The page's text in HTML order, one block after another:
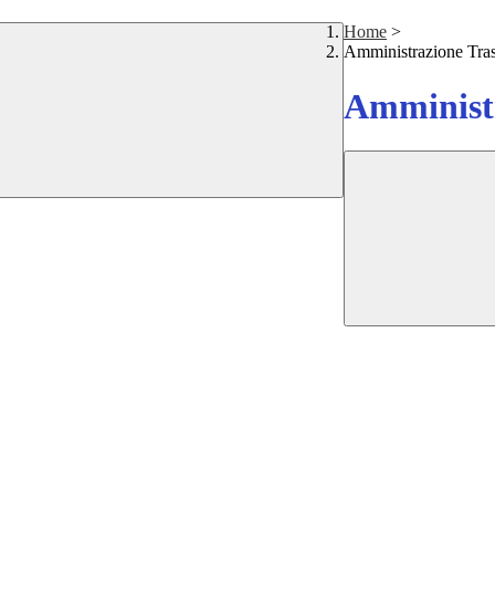
Home >
Amministrazione